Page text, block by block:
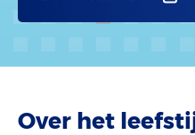
Over het